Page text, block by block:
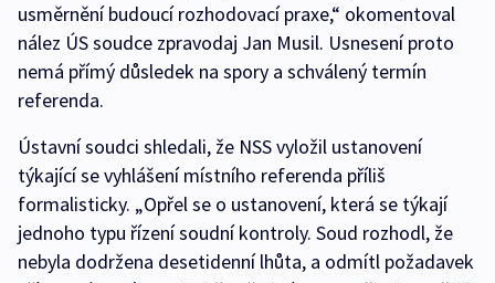
usměrnění budoucí rozhodovací praxe,“ okomentoval
nález ÚS soudce zpravodaj Jan Musil. Usnesení proto
nemá přímý důsledek na spory a schválený termín
referenda.
Ústavní soudci shledali, že NSS vyložil ustanovení
týkající se vyhlášení místního referenda příliš
formalisticky. „Opřel se o ustanovení, která se týkají
jednoho typu řízení soudní kontroly. Soud rozhodl, že
nebyla dodržena desetidenní lhůta, a odmítl požadavek